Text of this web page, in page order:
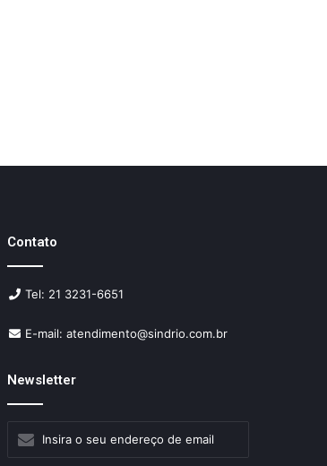
Contato
Tel: 21 3231-6651
E-mail: atendimento@sindrio.com.br
Newsletter